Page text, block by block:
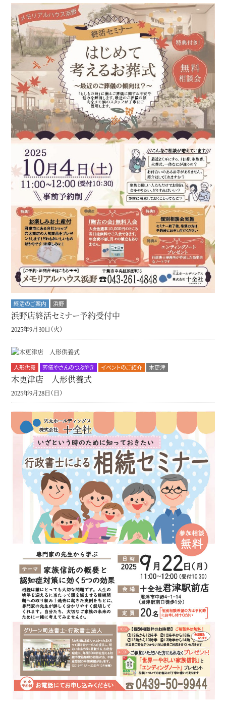
終活のご案内 浜野
浜野店終活セミナー予約受付中
2025年9月30日（火）
人形供養 葬儀やさんのつぶやき イベントのご紹介 木更津
木更津店 人形供養式
2025年9月28日（日）